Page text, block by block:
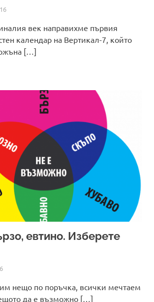
ADMIN
век направихме първия
календар на Вертикал-7, който
[…]
евтино. Изберете
ADMIN
нещо по поръчка, всички мечтаем
да е възможно […]